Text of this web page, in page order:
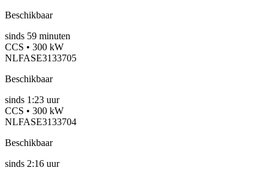
Beschikbaar
sinds 59 minuten
CCS • 300 kW
NLFASE3133705
Beschikbaar
sinds 1:23 uur
CCS • 300 kW
NLFASE3133704
Beschikbaar
sinds 2:16 uur